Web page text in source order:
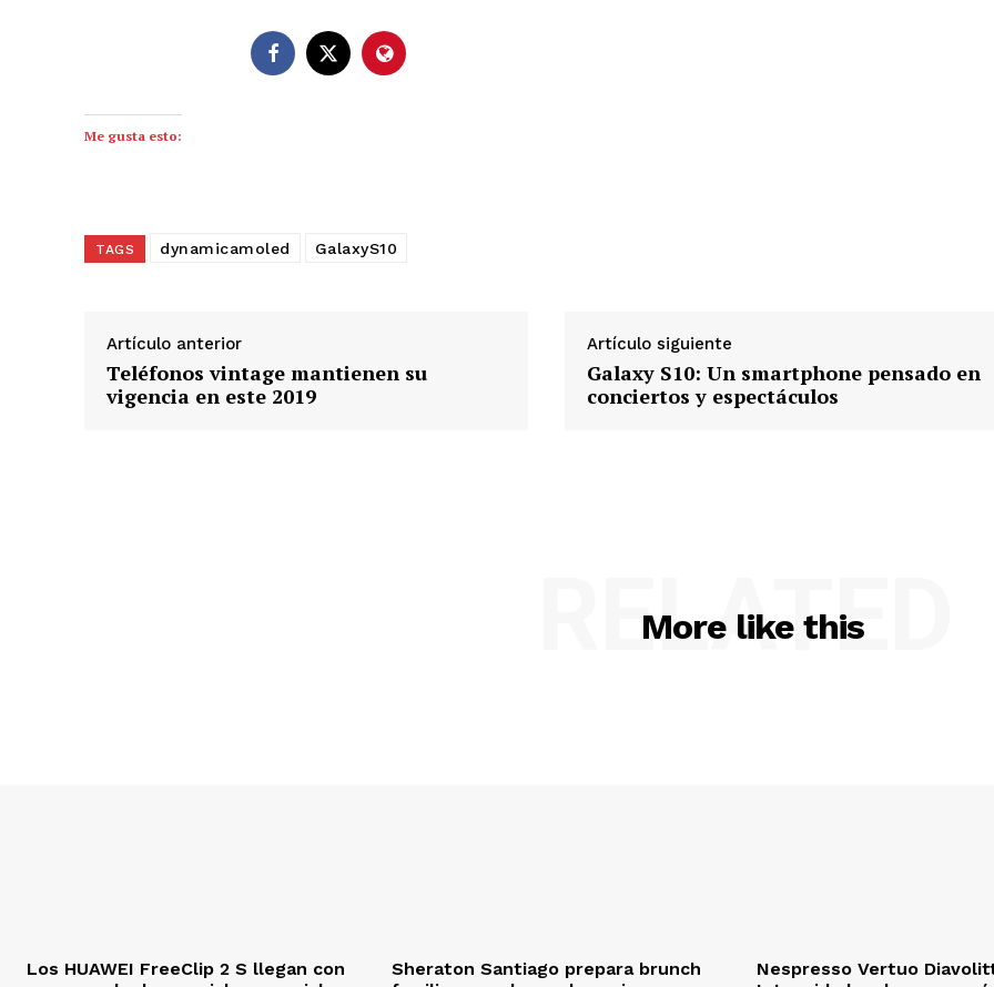
Me gusta esto:
TAGS dynamicamoled GalaxyS10
Artículo anterior
Teléfonos vintage mantienen su
vigencia en este 2019
Artículo siguiente
Galaxy S10: Un smartphone pensado en
conciertos y espectáculos
More like this
RELATED
Los HUAWEI FreeClip 2 S llegan con
Sheraton Santiago prepara brunch
Nespresso Vertuo